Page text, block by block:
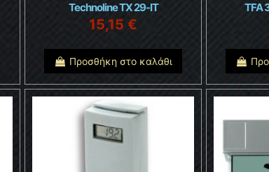
Technoline TX 29-IT
15,15 €
Προσθήκη στο καλάθι
TFA